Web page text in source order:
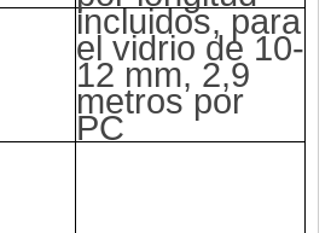
incluidos, para
el vidrio de 10-
12 mm, 2,9
metros por
PC